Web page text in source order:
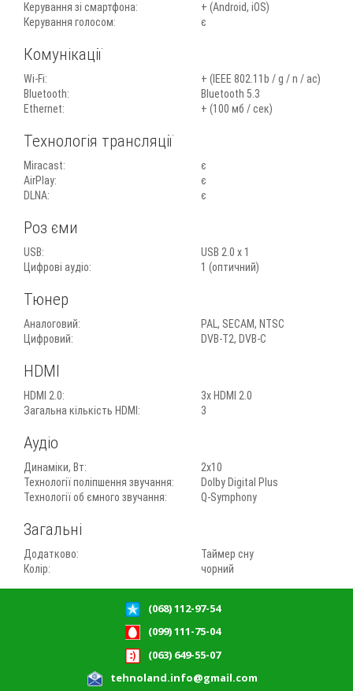
Керування зі смартфона:
+ (Android, iOS)
Керування голосом:
є
Комунікації
Wi-Fi:
+ (IEEE 802.11b / g / n / ас)
Bluetooth:
Bluetooth 5.3
Ethernet:
+ (100 мб / сек)
Технологія трансляції
Miracast:
є
AirPlay:
є
DLNA:
є
Роз єми
USB:
USB 2.0 х 1
Цифрові аудіо:
1 (оптичний)
Тюнер
Аналоговий:
PAL, SECAM, NTSC
Цифровий:
DVB-T2, DVB-C
HDMI
HDMI 2.0:
3x HDMI 2.0
Загальна кількість HDMI:
3
Аудіо
Динаміки, Вт:
2х10
Технології поліпшення звучання:
Dolby Digital Plus
Технології об ємного звучання:
Q-Symphony
Загальні
Додатково:
Таймер сну
Колір:
чорний
(068) 112-97-54
(099) 111-75-04
(063) 649-55-07
tehnoland.info@gmail.com